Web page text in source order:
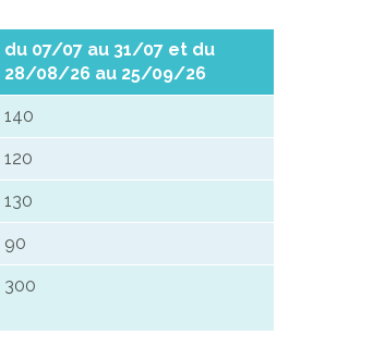
du 07/07 au 31/07 et du
28/08/26 au 25/09/26
140
120
130
90
300